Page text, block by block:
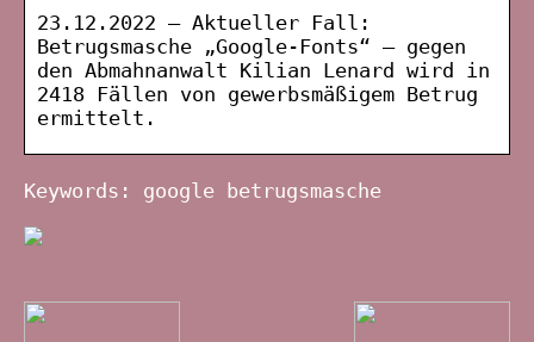
23.12.2022 — Aktueller Fall:
Betrugsmasche „Google-Fonts“ – gegen
den Abmahnanwalt Kilian Lenard wird in
2418 Fällen von gewerbsmäßigem Betrug
ermittelt.
Keywords: google betrugsmasche